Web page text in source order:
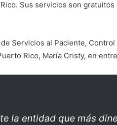
Sus servicios son
Servicios al Paciente,
Rico, María Cristy, en
la entidad que más